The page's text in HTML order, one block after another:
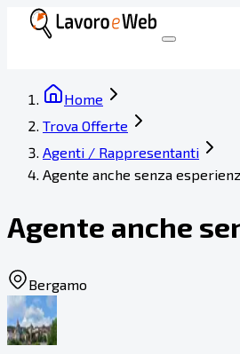
Home
Trova Offerte
Agenti / Rappresentanti
Agente anche senza
Agente anche
Bergamo